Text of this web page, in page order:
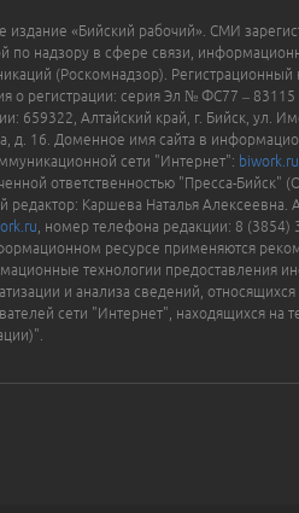
издание «Бийский рабочий». СМИ
по надзору в сфере связи,
(Роскомнадзор). Регистрационный
о регистрации: серия Эл № ФС77 – 83115
659322, Алтайский край, г. Бийск, ул.
д. 16. Доменное имя сайта в
сети "Интернет": biwork.ru
ответственностью "Пресса-Бийск"
редактор: Каршева Наталья Алексеевна.
, номер телефона редакции: 8 (3854)
ресурсе применяются
технологии предоставления
и анализа сведений,
сети "Интернет", находящихся на